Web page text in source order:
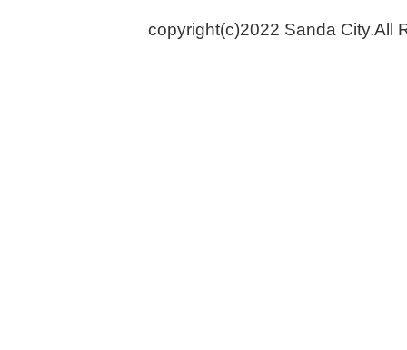
copyright(c)2022 Sanda City.All